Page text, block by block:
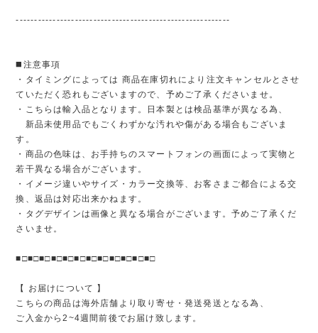
----------------------------------------------------------
◼️注意事項
・タイミングによっては 商品在庫切れにより注文キャンセルとさせ
ていただく恐れもございますので、予めご了承くださいませ。
・こちらは輸入品となります。日本製とは検品基準が異なる為、
新品未使用品でもごくわずかな汚れや傷がある場合もございま
す。
・商品の色味は、お手持ちのスマートフォンの画面によって実物と
若干異なる場合がございます。
・イメージ違いやサイズ・カラー交換等、お客さまご都合による交
換、返品は対応出来かねます。
・タグデザインは画像と異なる場合がございます。予めご了承くだ
さいませ。
■□■□■□■□■□■□■□■□■□■□■□■□
【 お届けについて 】
こちらの商品は海外店舗より取り寄せ・発送発送となる為、
ご入金から2~4週間前後でお届け致します。